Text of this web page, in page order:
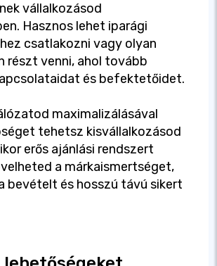
vállalkozásod
Hasznos lehet iparági
csatlakozni vagy olyan
részt venni, ahol tovább
és befektetőidet.
maximalizálásával
tehetsz kisvállalkozásod
erős ajánlási rendszert
a márkaismertséget,
bevételt és hosszú távú sikert